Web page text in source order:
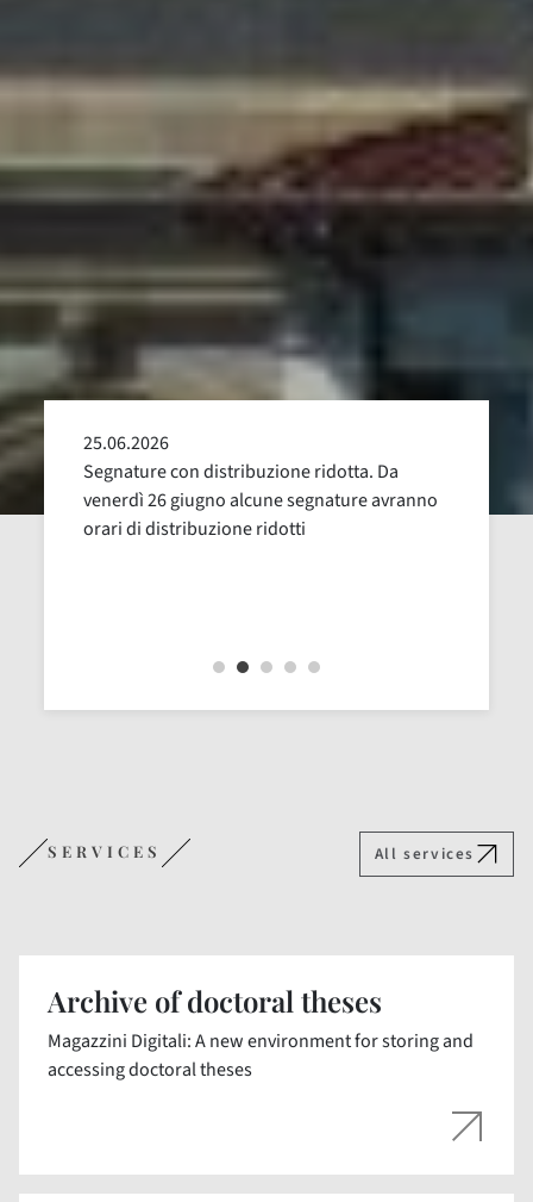
25.06.2026
Segnature con distribuzione ridotta. Da
venerdì 26 giugno alcune segnature avranno
orari di distribuzione ridotti
SERVICES All services
Archive of doctoral theses
Magazzini Digitali: A new environment for storing and
accessing doctoral theses